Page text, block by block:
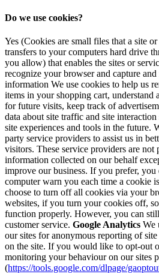
Do we use cookies?
Yes (Cookies are small files that a site
transfers to your computers hard drive
you allow) that enables the sites or
recognize your browser and capture
information We use cookies to help us
items in your shopping cart, understand
for future visits, keep track of
data about site traffic and site
site experiences and tools in the future.
party service providers to assist us in
visitors. These service providers are not
information collected on our behalf
improve our business. If you prefer, you
computer warn you each time a cookie
choose to turn off all cookies via your
websites, if you turn your cookies off,
function properly. However, you can
customer service. Google Analytics We
our sites for anonymous reporting of
on the site. If you would like to opt-out
monitoring your behaviour on our sites
(https://tools.google.com/dlpage/